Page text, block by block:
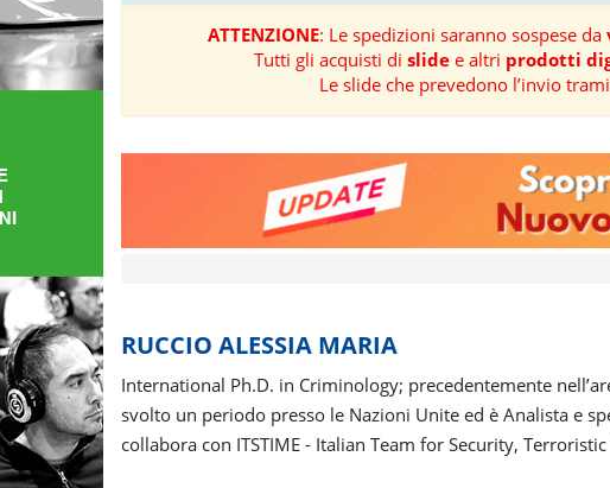
RIVISTE
MANUALISTICA
TEMATICHE
ATTENZIONE: Le spedizioni saranno sospese da
Tutti gli acquisti di slidee altri prodotti
Le slide che prevedono l’invio
RUCCIO ALESSIA MARIA
International Ph.D. in Criminology; precedentemente
svolto un periodo presso le Nazioni Unite ed è Analista e
collabora con ITSTIME - Italian Team for Security,